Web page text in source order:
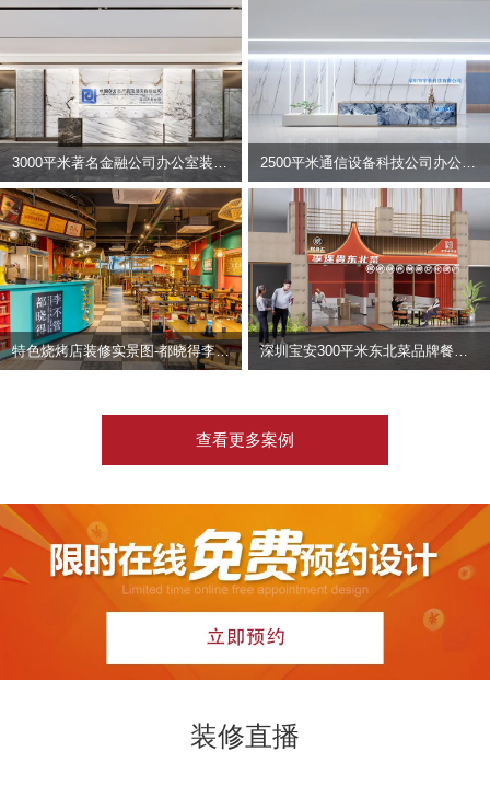
2500平米通信设备科技公司办公室设计 | 宇泰科技
特色烧烤店装修实景图-都晓得李不管
查看更多案例
装修直播